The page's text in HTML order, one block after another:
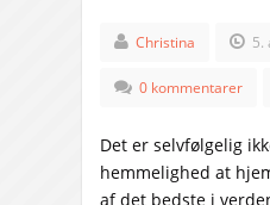
Christina 5.
0 kommentarer
Det er selvfølgelig
hemmelighed at
af det bedste i